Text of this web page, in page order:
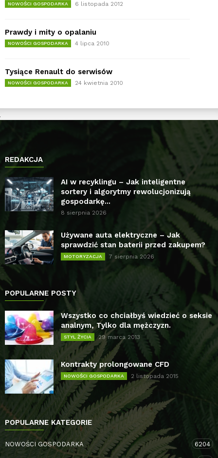
NOWOŚCI GOSPODARKA 6 listopada 2012
Prawdy i mity o opalaniu
NOWOŚCI GOSPODARKA 4 lipca 2010
Tysiące Renault do serwisów
NOWOŚCI GOSPODARKA 24 kwietnia 2010
REDAKCJA
AI w recyklingu – Jak inteligentne
sortery i algorytmy rewolucjonizują
gospodarkę...
8 sierpnia 2026
Używane auta elektryczne – Jak
sprawdzić stan baterii przed zakupem?
MOTORYZACJA 7 sierpnia 2026
POPULARNE POSTY
Wszystko co chciałbyś wiedzieć o seksie
analnym, Tylko dla mężczyzn.
STYL ŻYCIA 29 marca 2013
Kontrakty prolongowane CFD
NOWOŚCI GOSPODARKA 2 listopada 2015
POPULARNE KATEGORIE
NOWOŚCI GOSPODARKA 6204